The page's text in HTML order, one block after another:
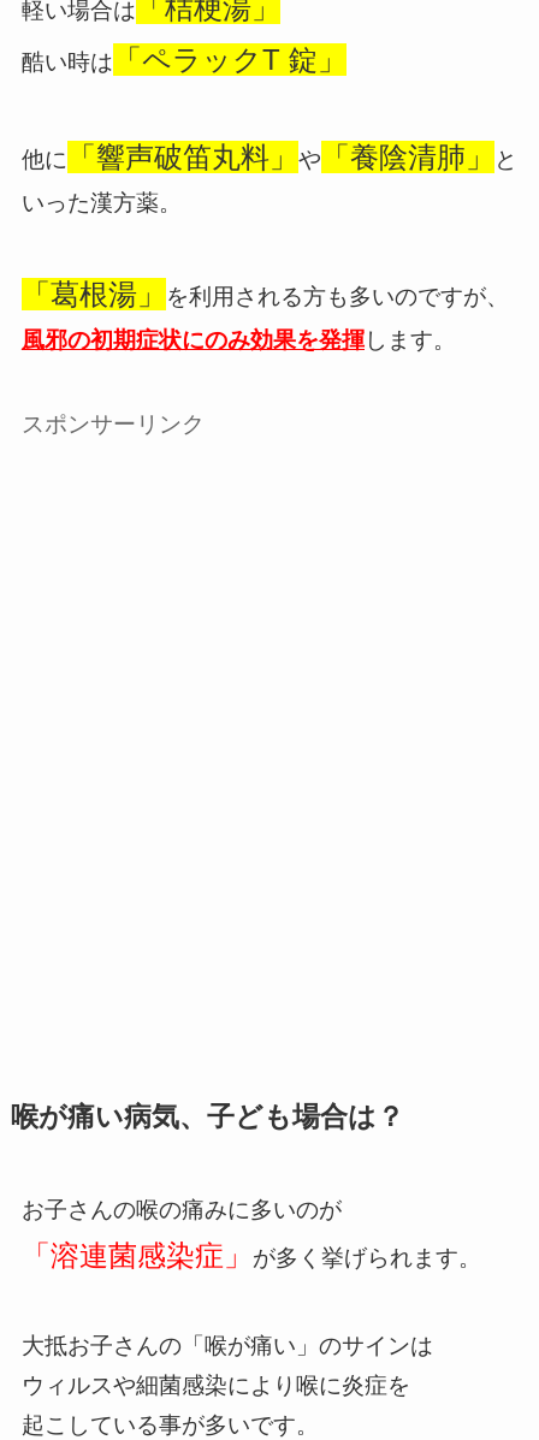
軽い場合は 「桔梗湯」
酷い時は 「ペラックT 錠」
他に 「響声破笛丸料」 や 「養陰清肺」
と
いった漢方薬。
「葛根湯」
を利用される方も多いのですが、
風邪の初期症状にのみ効果を発揮します。
スポンサーリンク
喉が痛い病気、子ども場合は？
お子さんの喉の痛みに多いのが
「溶連菌感染症」 が多く挙げられます。
大抵お子さんの「喉が痛い」のサインは
ウィルスや細菌感染により喉に炎症を
起こしている事が多いです。